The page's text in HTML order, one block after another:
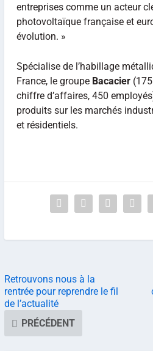
entreprises comme un acteur
photovoltaïque française et
évolution. »
Spécialise de l’habillage
France, le groupe Bacacier(175
chiffre d’affaires, 450
produits sur les marchés
et résidentiels.
Retrouvons nous à la
rentrée pour reprendre le fil
de l’actualité
PRÉCÉDENT